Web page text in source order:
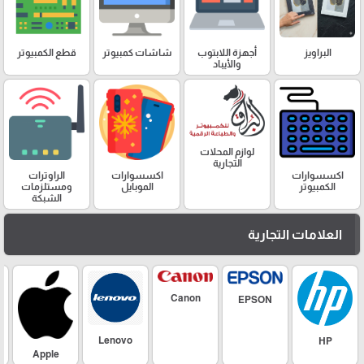
البراويز
أجهزة اللابتوب
والأيباد
شاشات كمبيوتر قطع الكمبيوتر
اكسسوارات
الكمبيوتر
لوازم المحلات
التجارية
اكسسوارات
الموبايل
الراوترات
ومستلزمات
الشبكة
العلامات التجارية
HP
EPSON
Canon
Lenovo
Apple